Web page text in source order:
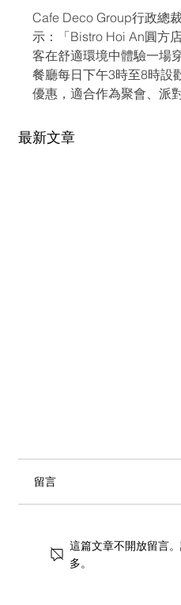
Cafe Deco Group行政總
示：「Bistro Hoi An圓方
客在舒適環境中體驗一場
餐廳每日下午3時至8時設
優惠，適合作為聚會、派
最新文章
留言
這篇文章不開放留言
多。